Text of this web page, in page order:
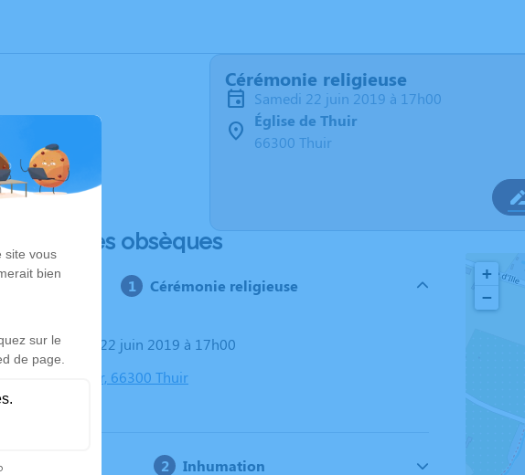
Cérémonie religieuse
samedi 22 juin 2019 à 17h00
Église de Thuir
66300 Thuir
Déroulé des obsèques
Cérémonie religieuse
Le samedi 22 juin 2019 à 17h00
Église Thuir, 66300 Thuir
Inhumation
+
−